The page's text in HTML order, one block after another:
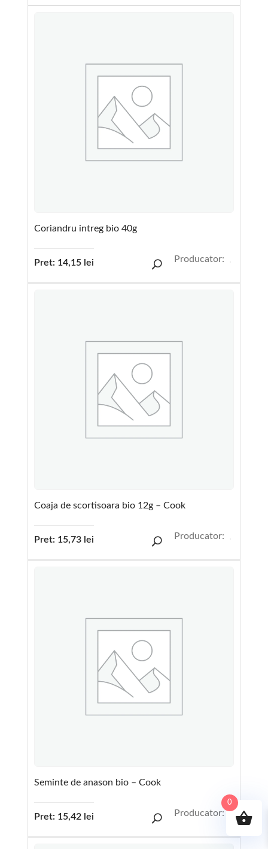
Coriandru intreg bio 40g
Pret: 14,15 lei Producator:
Coaja de scortisoara bio 12g – Cook
Pret: 15,73 lei Producator:
Seminte de anason bio – Cook
Pret: 15,42 lei Producator:
0